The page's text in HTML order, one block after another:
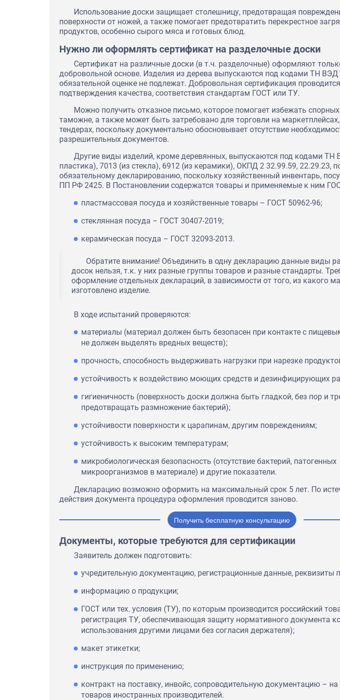
Использование доски защищает столешницу, предотвращая
поверхности от ножей, а также помогает предотвратить перекрестное
продуктов, особенно сырого мяса и готовых блюд.
Нужно ли оформлять сертификат на разделочные доски
Сертификат на различные доски (в т.ч. разделочные) оформляют
добровольной основе. Изделия из дерева выпускаются под кодами ТН ВЭД
обязательной оценке не подлежат. Добровольная сертификация
подтверждения качества, соответствия стандартам ГОСТ или ТУ.
Можно получить отказное письмо, которое помогает избежать
таможне, а также может быть затребовано для торговли на
тендерах, поскольку документально обосновывает отсутствие
разрешительных документов.
Другие виды изделий, кроме деревянных, выпускаются под кодами ТН
пластика), 7013 (из стекла), 6912 (из керамики), ОКПД 2 32.99.59, 22.29.23,
обязательному декларированию, поскольку хозяйственный инвентарь,
ПП РФ 2425. В Постановлении содержатся товары и применяемые к ним
пластмассовая посуда и хозяйственные товары – ГОСТ 50962-96;
стеклянная посуда – ГОСТ 30407-2019;
керамическая посуда – ГОСТ 32093-2013.
Обратите внимание! Объединить в одну декларацию данные виды
досок нельзя, т.к. у них разные группы товаров и разные стандарты.
оформление отдельных деклараций, в зависимости от того, из какого
изготовлено изделие.
В ходе испытаний проверяются:
материалы (материал должен быть безопасен при контакте с
не должен выделять вредных веществ);
прочность, способность выдерживать нагрузки при нарезке
устойчивость к воздействию моющих средств и дезинфицирующих
гигиеничность (поверхность доски должна быть гладкой, без пор и
предотвращать размножение бактерий);
устойчивости поверхности к царапинам, другим повреждениям;
устойчивость к высоким температурам;
микробиологическая безопасность (отсутствие бактерий, патогенных
микроорганизмов в материале) и другие показатели.
Декларацию возможно оформить на максимальный срок 5 лет. По
действия документа процедура оформления проводится заново.
Получить бесплатную консультацию
Документы, которые требуются для сертификации
Заявитель должен подготовить:
учредительную документацию, регистрационные данные, реквизиты
информацию о продукции;
ГОСТ или тех. условия (ТУ), по которым производится российский
регистрация ТУ, обеспечивающая защиту нормативного документа
использования другими лицами без согласия держателя);
макет этикетки;
инструкция по применению;
контракт на поставку, инвойс, сопроводительную документацию – на
товаров иностранных производителей.
Экспертное заключение на отходы с целью
перевода их в статус продукции для ПАО
"Северский трубный завод"
Сертификаты
"Строймарт59"